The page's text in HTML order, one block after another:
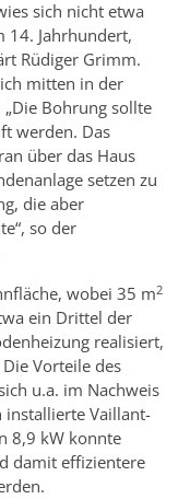
sich nicht etwa
14. Jahrhundert,
Rüdiger Grimm.
mitten in der
Bohrung sollte
werden. Das
über das Haus
setzen zu
die aber
so der
wobei 35 m2
ein Drittel der
realisiert,
Vorteile des
u.a. im Nachweis
installierte Vaillant-
8,9 kW konnte
damit effizientere